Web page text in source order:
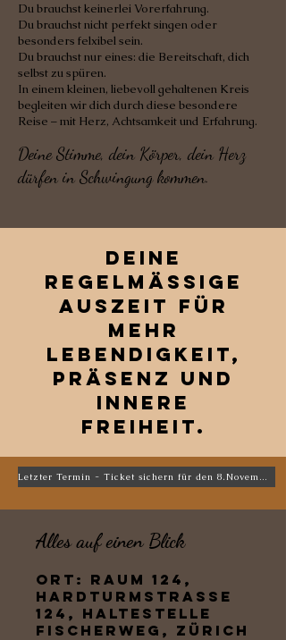
Du brauchst keinerlei Vorerfahrung.
Du brauchst nicht perfekt singen oder
besonders felxibel sein.
Du brauchst nur eines: die Bereitschaft, dich
selbst zu spüren.
In einem kleinen, liebevoll gehaltenen Kreis
begleiten wir dich durch diese besondere
Reise – mit Herz, Achtsamkeit und Erfahrung.
Deine Stimme, dein Körper, dein Herz
dürfen in Schwingung kommen.
Deine
regelmässige
Auszeit für
mehr
Lebendigkeit,
Präsenz und
innere
Freiheit.
Letzter Termin - Ticket sichern für den 8.November
Alles auf einen Blick
Ort: Raum 124,
Hardturmstrasse
124, Haltestelle
Fischerweg, Zürich